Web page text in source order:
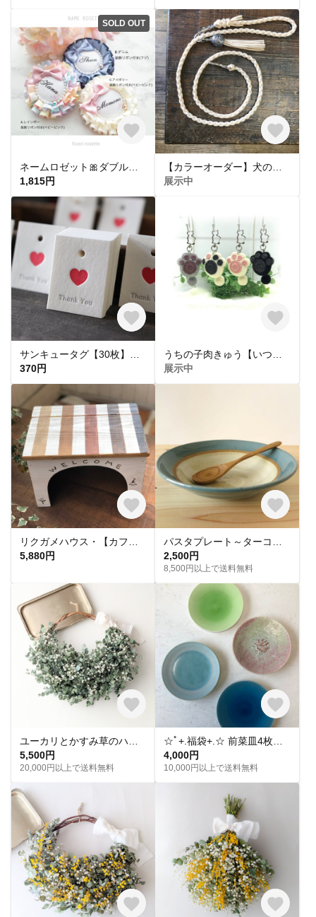
SOLD OUT
1,815円
展示中
370円
展示中
5,880円
2,500円
8,500円以上で送料無料
5,500円
20,000円以上で送料無料
4,000円
10,000円以上で送料無料